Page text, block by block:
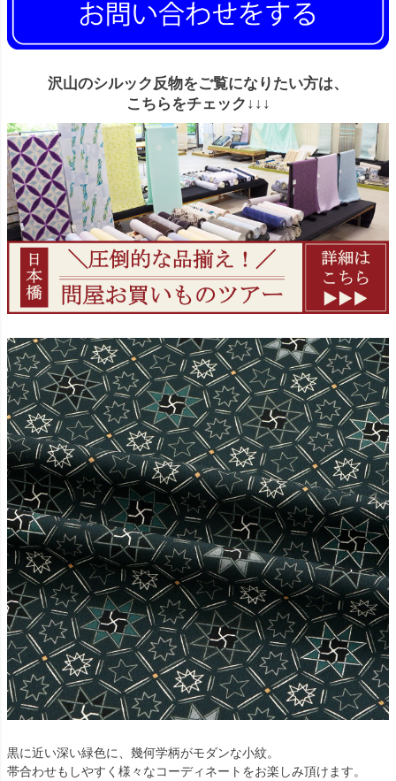
沢山のシルック反物をご覧になりたい方は、
こちらをチェック↓↓↓
黒に近い深い緑色に、幾何学柄がモダンな小紋。
帯合わせもしやすく様々なコーディネートをお楽しみ頂けます。